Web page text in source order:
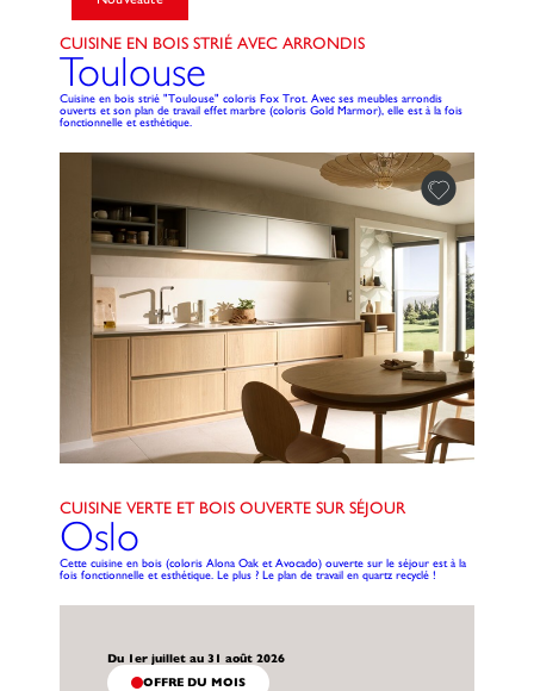
CUISINE EN BOIS STRIÉ AVEC ARRONDIS
Toulouse
Cuisine en bois strié "Toulouse" coloris Fox Trot. Avec ses meubles arrondis
ouverts et son plan de travail effet marbre (coloris Gold Marmor), elle est à la fois
fonctionnelle et esthétique.
CUISINE VERTE ET BOIS OUVERTE SUR SÉJOUR
Oslo
Cette cuisine en bois (coloris Alona Oak et Avocado) ouverte sur le séjour est à la
fois fonctionnelle et esthétique. Le plus ? Le plan de travail en quartz recyclé !
Du 1er juillet au 31 août 2026
OFFRE DU MOIS